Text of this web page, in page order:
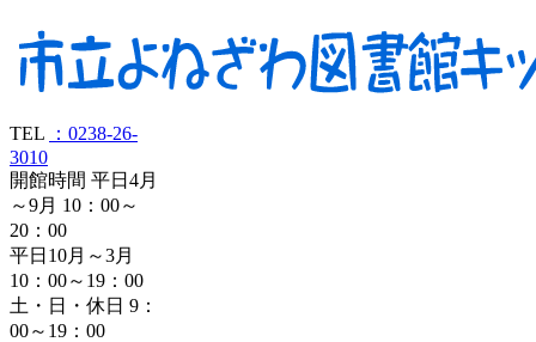
TEL
：0238-26-
3010
開館時間 平日4月
～9月 10：00～
20：00
平日10月～3月
10：00～19：00
土・日・休日 9：
00～19：00